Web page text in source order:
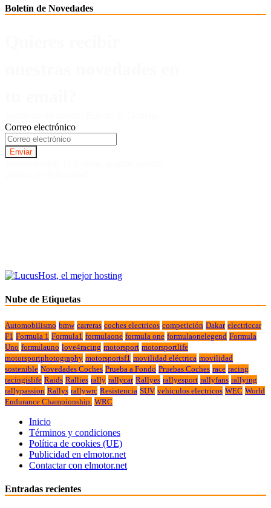
Boletín de Novedades
Correo electrónico
Nube de Etiquetas
Automobilismo bmw carreras coches electricos competición Dakar electriccar
F1 Formula 1 Formula1 formulaone formula one formulaonelegend Formula
Uno formulauno love4racing motorsport motorsportlife
motorsportphotography motorsportsf1 movilidad eléctrica movilidad
sostenible Novedades Coches Prueba a Fondo Pruebas Coches race racing
racingislife Raids Rallies rally rallycar Rallyes rallyesport rallyfans rallying
rallypassion Rallys rallywrc Resistencia SUV vehiculos electricos WEC World
Endurance Championship. WRC
Inicio
Términos y condiciones
Política de cookies (UE)
Publicidad en elmotor.net
Contactar con elmotor.net
Entradas recientes